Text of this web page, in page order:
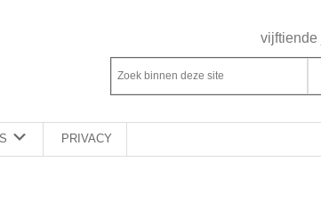
Rechts
vijftiende
Z
o
e
k
Z
o
k
b
PRIVACY